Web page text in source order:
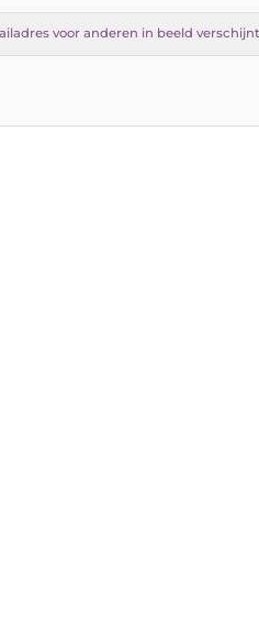
voor anderen in beeld verschijnt